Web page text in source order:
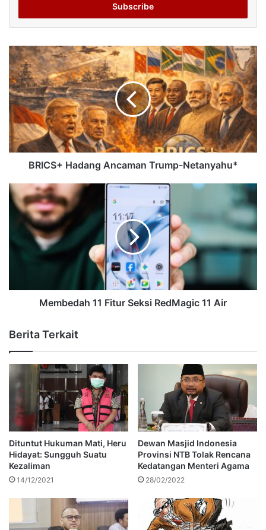
BRICS+ Hadang Ancaman Trump-Netanyahu*
Membedah 11 Fitur Seksi RedMagic 11 Air
Berita Terkait
Dituntut Hukuman Mati, Heru
Hidayat: Sungguh Suatu
Kezaliman
14/12/2021
Dewan Masjid Indonesia
Provinsi NTB Tolak Rencana
Kedatangan Menteri Agama
28/02/2022